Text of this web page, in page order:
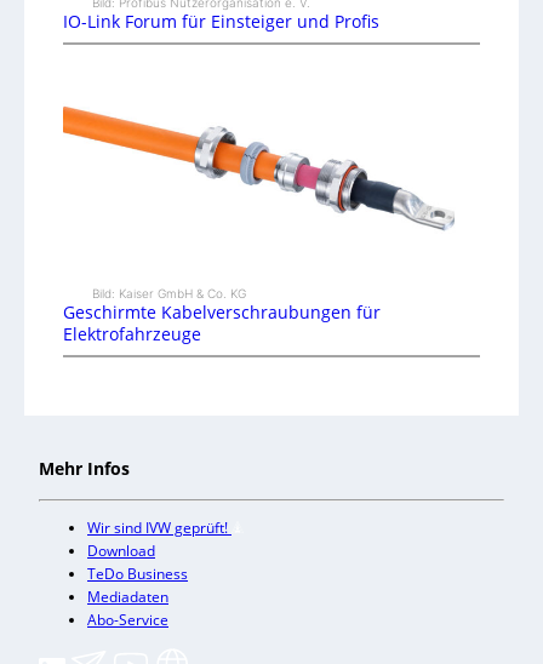
IO-Link Forum für Einsteiger und Profis
Bild: Kaiser GmbH & Co. KG
Geschirmte Kabelverschraubungen für
Elektrofahrzeuge
Mehr Infos
Wir sind IVW geprüft!
Download
TeDo Business
Mediadaten
Abo-Service